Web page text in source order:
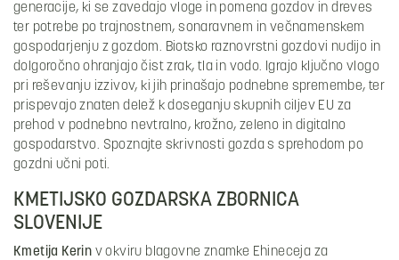
generacije, ki se zavedajo vloge in pomena gozdov in dreves
ter potrebe po trajnostnem, sonaravnem in večnamenskem
gospodarjenju z gozdom. Biotsko raznovrstni gozdovi nudijo in
dolgoročno ohranjajo čist zrak, tla in vodo. Igrajo ključno vlogo
pri reševanju izzivov, ki jih prinašajo podnebne spremembe, ter
prispevajo znaten delež k doseganju skupnih ciljev EU za
prehod v podnebno nevtralno, krožno, zeleno in digitalno
gospodarstvo. Spoznajte skrivnosti gozda s sprehodom po
gozdni učni poti.
KMETIJSKO GOZDARSKA ZBORNICA
SLOVENIJE
Kmetija Kerin v okviru blagovne znamke Ehineceja za